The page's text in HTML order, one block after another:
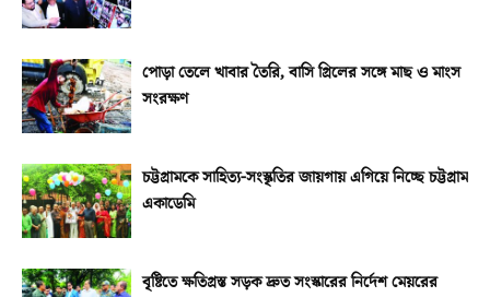
পোড়া তেলে খাবার তৈরি, বাসি গ্রিলের সঙ্গে মাছ ও মাংস
সংরক্ষণ
চট্টগ্রামকে সাহিত্য-সংস্কৃতির জায়গায় এগিয়ে নিচ্ছে চট্টগ্রাম
একাডেমি
বৃষ্টিতে ক্ষতিগ্রস্ত সড়ক দ্রুত সংস্কারের নির্দেশ মেয়রের